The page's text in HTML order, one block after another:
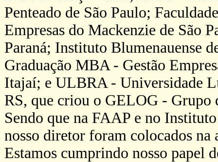
Penteado de São Paulo;
Empresas do Mackenzie de São
Paraná; Instituto Blumenauense
Graduação MBA - Gestão
Itajaí; e ULBRA - Universidade
RS, que criou o GELOG - Grupo
Sendo que na FAAP e no
nosso diretor foram colocados na
Estamos cumprindo nosso papel